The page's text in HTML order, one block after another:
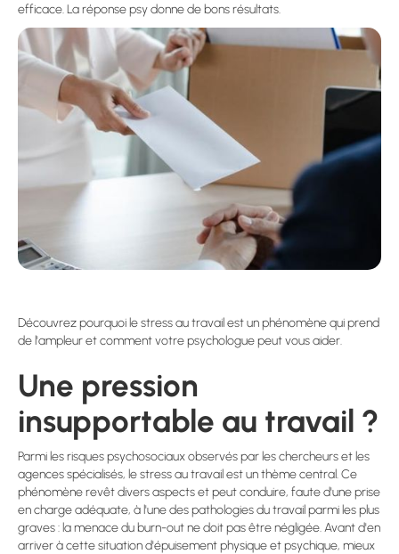
efficace. La réponse psy donne de bons résultats.
Découvrez pourquoi le stress au travail est un phénomène qui prend
de l'ampleur et comment votre psychologue peut vous aider.
Une pression
insupportable au travail ?
Parmi les risques psychosociaux observés par les chercheurs et les
agences spécialisés, le stress au travail est un thème central. Ce
phénomène revêt divers aspects et peut conduire, faute d'une prise
en charge adéquate, à l'une des pathologies du travail parmi les plus
graves : la menace du burn-out ne doit pas être négligée. Avant d'en
arriver à cette situation d'épuisement physique et psychique, mieux